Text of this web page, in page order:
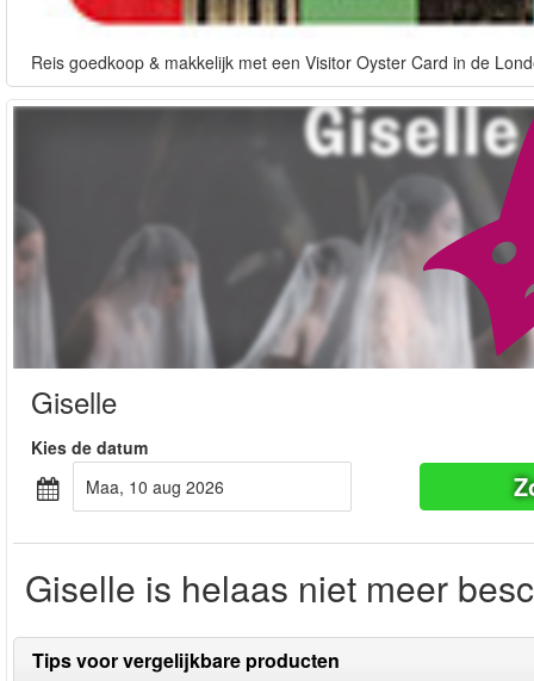
Reis goedkoop & makkelijk met een Visitor Oyster Card in de
Giselle
Kies de datum
maa, 10 aug 2026
Giselle is helaas niet meer
Tips voor vergelijkbare producten